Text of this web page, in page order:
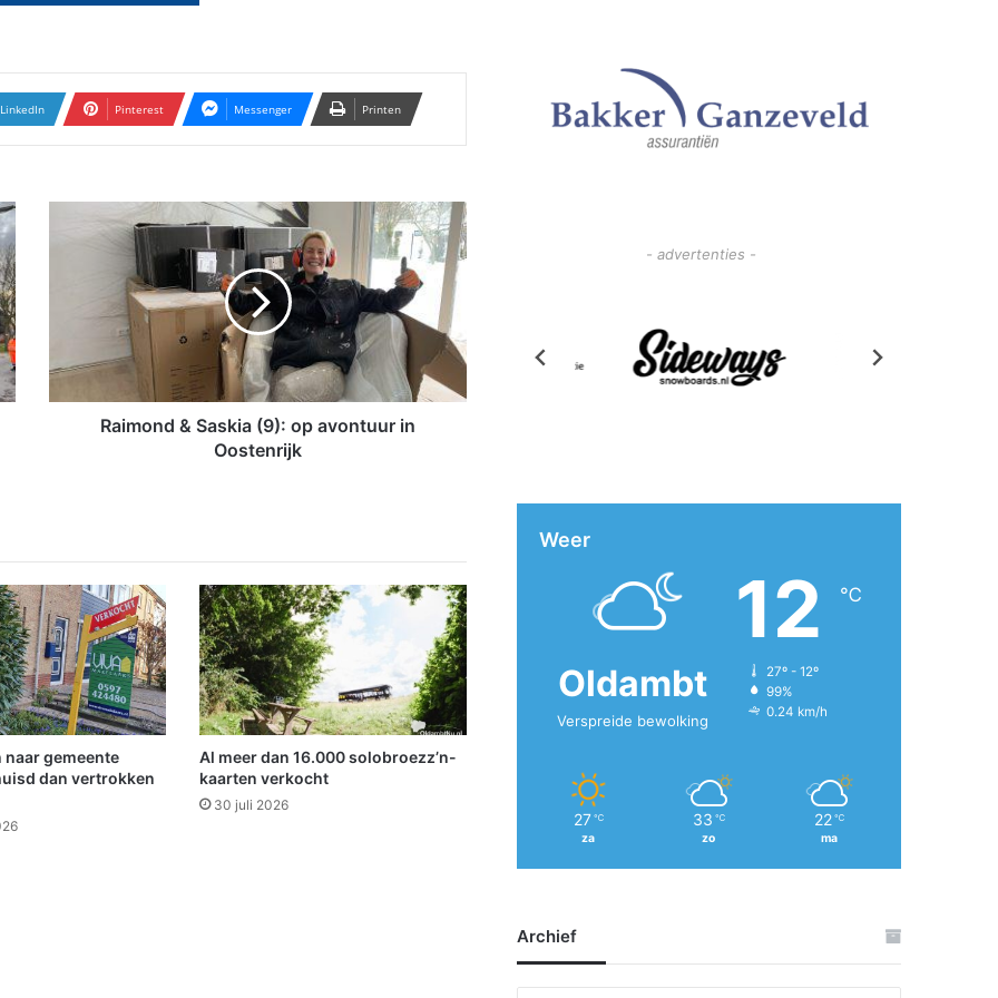
LinkedIn Pinterest Messenger Printen
&
S
9
)
:
o
p
a
v
o
n
t
Raimond & Saskia (9): op avontuur in
Oostenrijk
naar gemeente
dan vertrokken
Al meer dan 16.000 solobroezz’n-
kaarten verkocht
30 juli 2026
- advertenties -
Weer
Oldambt
Verspreide bewolking
12 ℃
27º - 12º
99%
0.24 km/h
27 ℃
za
33 ℃
zo
22 ℃
ma
Archief